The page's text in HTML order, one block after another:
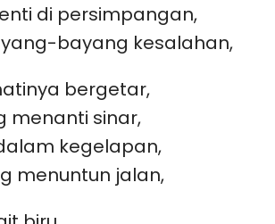
di persimpangan,
bayang kesalahan,
bergetar,
menanti sinar,
kegelapan,
menuntun jalan,